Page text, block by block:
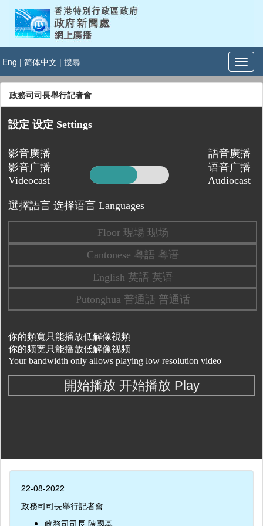
Eng | 简体中文 | 搜尋
政務司司長舉行記者會
22-08-2022
政務司司長舉行記者會
政務司司長 陳國基